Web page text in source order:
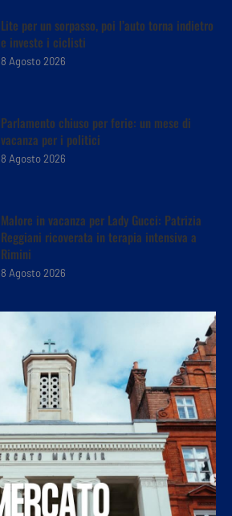
Lite per un sorpasso, poi l’auto torna indietro
e investe i ciclisti
8 Agosto 2026
Parlamento chiuso per ferie: un mese di
vacanza per i politici
8 Agosto 2026
Malore in vacanza per Lady Gucci: Patrizia
Reggiani ricoverata in terapia intensiva a
Rimini
8 Agosto 2026